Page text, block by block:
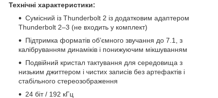
Технічні характеристики:
Сумісний із Thunderbolt 2 із додатковим адаптером
Thunderbolt 2–3 (не входить у комплект)
Підтримка форматів об’ємного звучання до 7.1, з
калібруванням динаміків і понижуючим мікшуванням
Подвійний кристал тактування для середовища з
низьким джиттером і чистих записів без артефактів і
стабільного стереозображення
24 біт / 192 кГц